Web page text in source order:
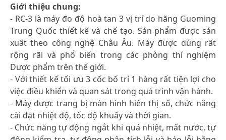
Giới thiệu chung:
- RC-3 là máy đo độ hoà tan 3 vị trí do hãng Guoming
Trung Quốc thiết kế và chế tạo. Sản phẩm được sản
xuất theo công nghệ Châu Âu. Máy được dùng rất
rộng rãi và phổ biến trong các phòng thí nghiệm
Dược phẩm trên thế giới.
- Với thiết kế tối ưu 3 cốc bố trí 1 hàng rất tiện lợi cho
việc điều khiển và quan sát trong quá trình vận hành.
- Máy được trang bị màn hình hiển thị số, chức năng
cài đặt nhiệt độ, tốc độ khuấy và thời gian.
- Chức năng tự động ngắt khi quá nhiệt, mất nước, tự